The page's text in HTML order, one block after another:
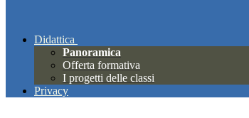
Didattica
Panoramica
Offerta formativa
I progetti delle classi
Privacy